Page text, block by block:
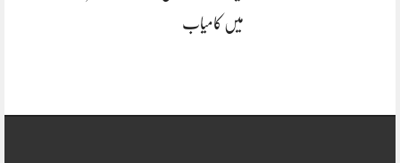
میں کامیاب